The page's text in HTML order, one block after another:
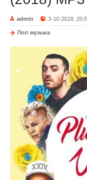
admin 3-10-2018,
Поп музыка